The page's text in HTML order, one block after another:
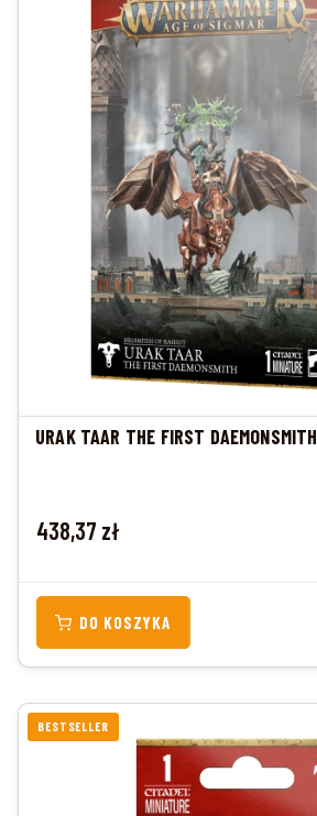
URAK TAAR THE FIRST DAEMONSMITH
Cena
438,37 zł
DO KOSZYKA
BESTSELLER